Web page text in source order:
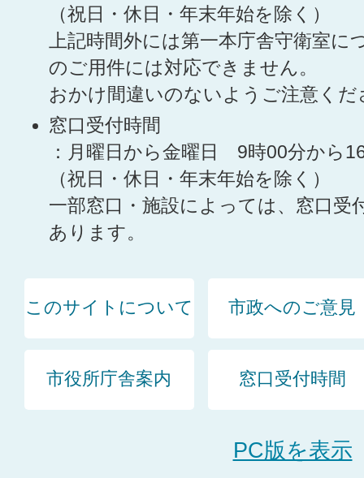
（祝日・休日・年末年始を除く）
上記時間外には第一本庁舎守衛室に
のご用件には対応できません。
おかけ間違いのないようご注意くだ
窓口受付時間
：月曜日から金曜日 9時00分から
（祝日・休日・年末年始を除く）
一部窓口・施設によっては、窓口受
あります。
このサイトについて 市政へのご意見
市役所庁舎案内 窓口受付時間
PC版を表示